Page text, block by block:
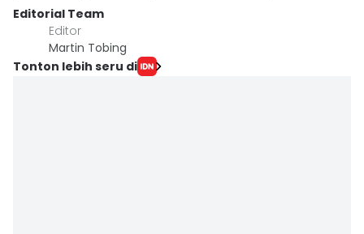
Editorial Team
Editor
Martin Tobing
Tonton lebih seru di